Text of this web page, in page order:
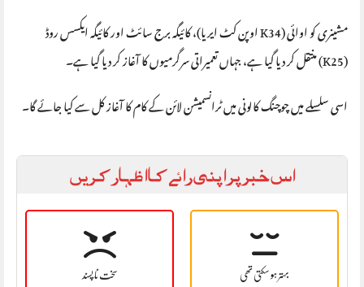
مشینری کو اوائی (K34 اوپن کٹ ایریا)، کائیگہ برج سائٹ اور کائیگہ ایکسس روڈ
(K25) منتقل کر دیا گیا ہے، جہاں تعمیراتی سرگرمیوں کا آغاز کر دیا گیا ہے۔
اسی سلسلے میں چوچنگ کالونی میں ٹرانسمیشن لائن کے کام کا آغاز کل سے کیا جائے گا۔
اس خبر پر اپنی رائے کا اظہار کریں
سخت نا پسند بہتر ہو سکتی تھی